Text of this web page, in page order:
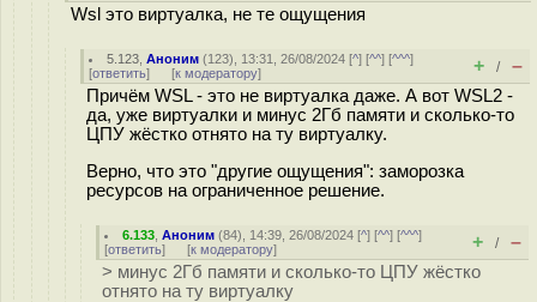
Wsl это виртуалка, не те ощущения
5.123 ,Аноним (123), 13:31, 26/08/2024 [^] [^^] [^^^]
[ответить] [к модератору] + / –
Причём WSL - это не виртуалка даже. А вот WSL2 -
да, уже виртуалки и минус 2Гб памяти и сколько-то
ЦПУ жёстко отнято на ту виртуалку.
Верно, что это "другие ощущения": заморозка
ресурсов на ограниченное решение.
6.133 ,Аноним (84), 14:39, 26/08/2024 [^] [^^] [^^^]
[ответить] [к модератору] + / –
> минус 2Гб памяти и сколько-то ЦПУ жёстко
отнято на ту виртуалку